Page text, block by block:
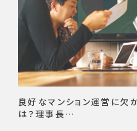
良好なマンション運営に欠
は？理事長…